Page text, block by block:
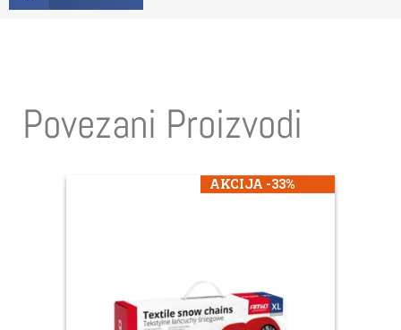
Povezani Proizvodi
AKCIJA -33%